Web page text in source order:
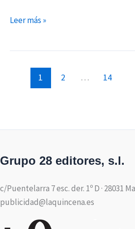
Leer más »
1 2 … 14
Grupo 28 editores, s.l.
c/Puentelarra 7 esc. der. 1º D · 28031
publicidad@laquincena.es